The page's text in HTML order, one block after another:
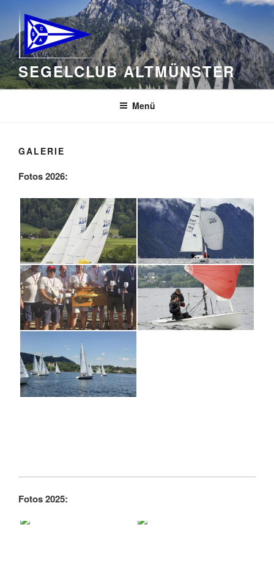
Inhalt
springen
SEGELCLUB ALTMÜNSTER
Menü
GALERIE
Fotos 2026:
Fotos 2025: